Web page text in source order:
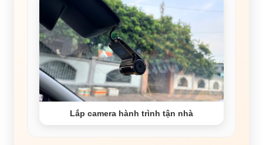
Lắp camera hành trình tận nhà